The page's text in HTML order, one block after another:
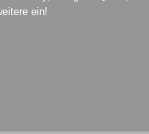
ein!